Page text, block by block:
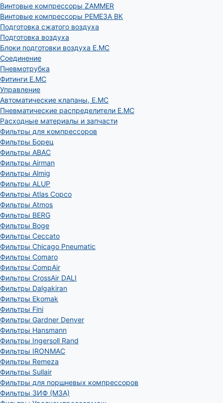
Винтовые компрессоры ZAMMER
Винтовые компрессоры РЕМЕЗА ВК
Подготовка сжатого воздуха
Подготовка воздуха
Блоки подготовки воздуха E.MC
Соединение
Пневмотрубка
Фитинги E.MC
Управление
Автоматические клапаны, Е.МС
Пневматические распределители E.MC
Расходные материалы и запчасти
Фильтры для компрессоров
Фильтры Борец
Фильтры ABAC
Фильтры Airman
Фильтры Almig
Фильтры ALUP
Фильтры Atlas Copco
Фильтры Atmos
Фильтры BERG
Фильтры Boge
Фильтры Ceccato
Фильтры Chicago Pneumatic
Фильтры Comaro
Фильтры CompAir
Фильтры CrossAir DALI
Фильтры Dalgakiran
Фильтры Ekomak
Фильтры Fini
Фильтры Gardner Denver
Фильтры Hansmann
Фильтры Ingersoll Rand
Фильтры IRONMAC
Фильтры Remeza
Фильтры Sullair
Фильтры для поршневых компрессоров
Фильтры ЗИФ (МЗА)